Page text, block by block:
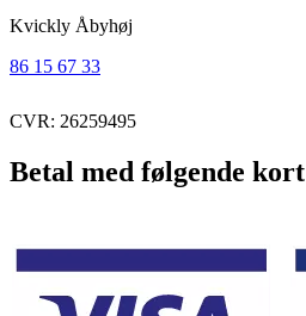
Kvickly Åbyhøj
86 15 67 33
CVR: 26259495
Betal med følgende kort